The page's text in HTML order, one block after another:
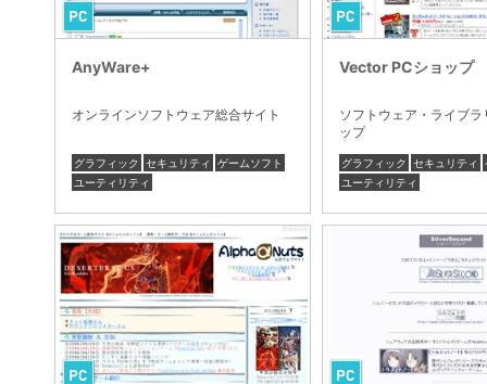
AnyWare+
オンラインソフトウェア総合サイト
グラフィック セキュリティ
ゲームソフト
ユーティリティ
Vector PCショップ
ソフトウェア・ライブ
ップ
グラフィック セキュリティ
ユーティリティ